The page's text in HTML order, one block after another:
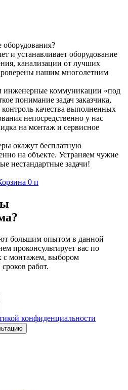
и устанавливает оборудование
канализации от лучших
нашим многолетним
инженерные коммуникации «под
понимание задач заказчика,
качества выполненных
непосредственно у нас
на монтаж и сервисное
окажут бесплатную
на объекте. Устраняем чужие
нестандартные задачи!
0 п
большим опытом в данной
проконсультирует вас по
с монтажем, выбором
работ.
конфиденциальности